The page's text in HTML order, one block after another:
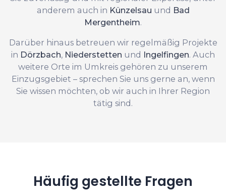
anderem auch in Künzelsau und Bad
Mergentheim.
Darüber hinaus betreuen wir regelmäßig Projekte
in Dörzbach, Niederstetten und Ingelfingen. Auch
weitere Orte im Umkreis gehören zu unserem
Einzugsgebiet – sprechen Sie uns gerne an, wenn
Sie wissen möchten, ob wir auch in Ihrer Region
tätig sind.
Häufig gestellte Fragen